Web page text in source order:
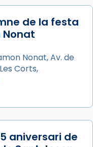
i
sant Cugat, a
la tradició
en una obra
de la festa
Nonat
Nonat, Av. de
Corts,
aniversari de